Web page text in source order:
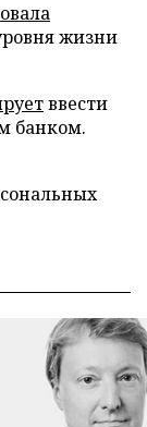
жизни
ввести
банком.